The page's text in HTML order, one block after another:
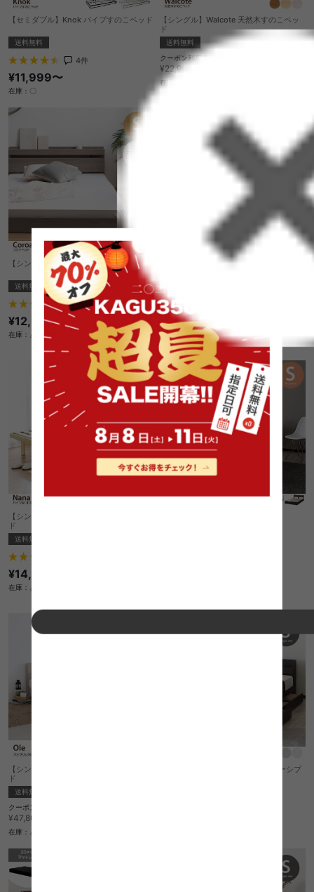
【セミダブル】Knok パイプすのこベッド
送料無料
4件
¥11,999〜
在庫：〇
【シングル】Walcote 天然木すのこベッ
ド
送料無料
クーポン利用で
¥22,990→
在庫：△
【シングル】Coroa フロアベッド
送料無料 オススメ
13件
¥12,999〜
在庫：△
【シングル】Barges ポケットコイルマッ
クーポン利用で
¥26,350→¥22,397
在庫：△
【シングル】 Nana パイン材すのこベッ
ド
送料無料
¥14,370〜
在庫：△
【シングル】 Ole ファブリック ローベッ
ド
送料無料
クーポン利用で
¥47,800〜→
在庫：△
【シングル】収納付きベッド(リバーシブ